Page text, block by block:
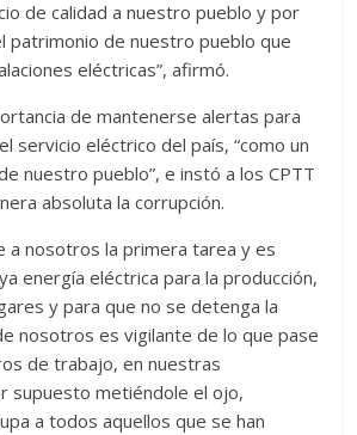
de calidad a nuestro pueblo y por
patrimonio de nuestro pueblo que
eléctricas”, afirmó.
de mantenerse alertas para
servicio eléctrico del país, “como un
nuestro pueblo”, e instó a los CPTT
absoluta la corrupción.
a nosotros la primera tarea y es
energía eléctrica para la producción,
y para que no se detenga la
nosotros es vigilante de lo que pase
de trabajo, en nuestras
supuesto metiéndole el ojo,
a todos aquellos que se han